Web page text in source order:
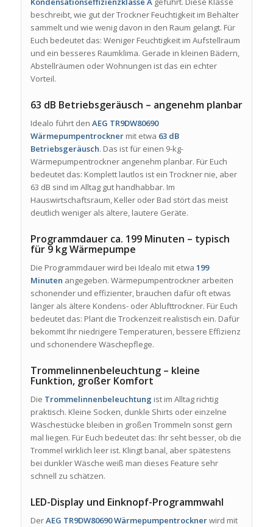
beschreibt, wie gut der Trockner Feuchtigkeit im Behälter
sammelt und wie wenig davon in den Raum gelangt. Für
Euch bedeutet das: Weniger Feuchtigkeit im Aufstellraum
und ein besseres Raumklima. Gerade in kleinen Bädern,
Abstellräumen oder Wohnungen ist das ein echter
Vorteil.
63 dB Betriebsgeräusch – angenehm planbar
Idealo führt den AEG TR9DW80690
Wärmepumpentrocknermit etwa 63 dB
Betriebsgeräusch. Das ist für einen 9-kg-
Wärmepumpentrockner angenehm planbar. Für Euch
bedeutet das: Komplett lautlos ist ein Trockner nie, aber
63 dB sind im Alltag gut handhabbar. Im
Hauswirtschaftsraum, Keller oder Bad stört das meist
deutlich weniger als ältere, lautere Geräte.
Programmdauer ca. 199 Minuten – typisch
für 9 kg Wärmepumpe
Die Programmdauer wird bei Idealo mit etwa 199
Minuten angegeben. Wärmepumpentrockner arbeiten
schonender und effizienter, brauchen dafür oft etwas
länger als ältere Kondens- oder Ablufttrockner. Für Euch
bedeutet das: Plant die Trockenzeit realistisch ein. Dafür
bekommt Ihr niedrigere Temperaturen, bessere Effizienz
und schonendere Wäschepflege.
Trommelinnenbeleuchtung – kleine
Funktion, großer Komfort
Die Trommelinnenbeleuchtung ist im Alltag richtig
praktisch. Kleine Socken, dunkle Shirts oder einzelne
Wäschestücke bleiben in großen Trommeln sonst gern
mal liegen. Für Euch bedeutet das: Ihr seht besser, ob die
Trommel wirklich leer ist. Klingt banal, aber spätestens
bei dunkler Wäsche weiß man dieses Feature sehr
schnell zu schätzen.
LED-Display und Einknopf-Programmwahl
DerAEG TR9DW80690 Wärmepumpentrocknerwird mit